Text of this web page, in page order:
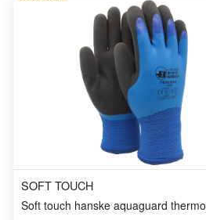
SOFT TOUCH
Soft touch hanske aquaguard thermo